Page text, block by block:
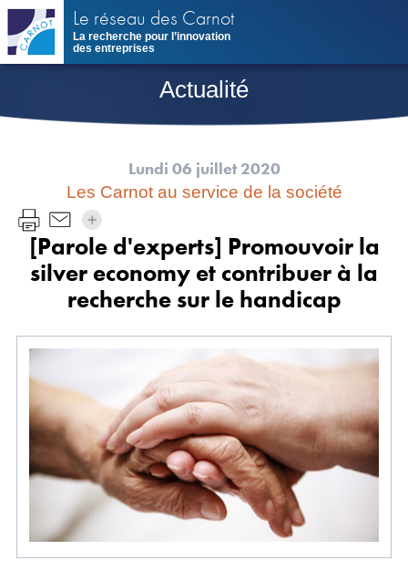
Aller
contenu
principal
Le réseau des Carnot
La recherche pour l’innovation
des entreprises
Actualité
Lundi 06 juillet 2020
Les Carnot au service de la société
[Parole d'experts] Promouvoir la
silver economy et contribuer à la
recherche sur le handicap